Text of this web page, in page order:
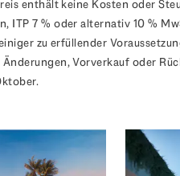
enthält keine Kosten oder
ITP 7 % oder alternativ 10 %
zu erfüllender
Änderungen, Vorverkauf oder